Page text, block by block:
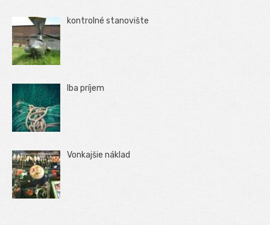
kontrolné stanovište
Iba príjem
Vonkajšie náklad